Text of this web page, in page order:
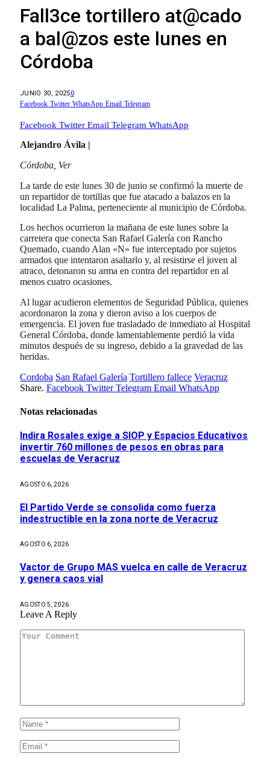
Fall3ce tortillero at@cado
a bal@zos este lunes en
Córdoba
JUNIO 30, 20250
Facebook Twitter WhatsApp Email Telegram
Facebook Twitter Email Telegram WhatsApp
Alejandro Ávila |
Córdoba, Ver
La tarde de este lunes 30 de junio se confirmó la muerte de
un repartidor de tortillas que fue atacado a balazos en la
localidad La Palma, perteneciente al municipio de Córdoba.
Los hechos ocurrieron la mañana de este lunes sobre la
carretera que conecta San Rafael Galería con Rancho
Quemado, cuando Alan «N» fue interceptado por sujetos
armados que intentaron asaltarlo y, al resistirse el joven al
atraco, detonaron su arma en contra del repartidor en al
menos cuatro ocasiones.
Al lugar acudieron elementos de Seguridad Pública, quienes
acordonaron la zona y dieron aviso a los cuerpos de
emergencia. El joven fue trasladado de inmediato al Hospital
General Córdoba, donde lamentablemente perdió la vida
minutos después de su ingreso, debido a la gravedad de las
heridas.
Cordoba San Rafael Galería Tortillero fallece Veracruz
Share. Facebook Twitter Telegram Email WhatsApp
Notas relacionadas
Indira Rosales exige a SIOP y Espacios Educativos
invertir 760 millones de pesos en obras para
escuelas de Veracruz
AGOSTO 6, 2026
El Partido Verde se consolida como fuerza
indestructible en la zona norte de Veracruz
AGOSTO 6, 2026
Vactor de Grupo MAS vuelca en calle de Veracruz
y genera caos vial
AGOSTO 5, 2026
Leave A Reply